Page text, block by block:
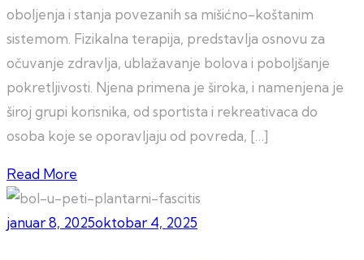
oboljenja i stanja povezanih sa mišićno-koštanim
sistemom. Fizikalna terapija, predstavlja osnovu za
očuvanje zdravlja, ublažavanje bolova i poboljšanje
pokretljivosti. Njena primena je široka, i namenjena je
široj grupi korisnika, od sportista i rekreativaca do
osoba koje se oporavljaju od povreda, […]
Read More
januar 8, 2025oktobar 4, 2025